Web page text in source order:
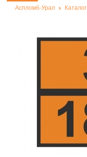
Аспломб-Урал Каталог